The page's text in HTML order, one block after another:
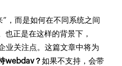
，而是如何在不同系统之间
也正是在这样的背景下，
业关注点。这篇文章中将为
webdav？如果不支持，会带